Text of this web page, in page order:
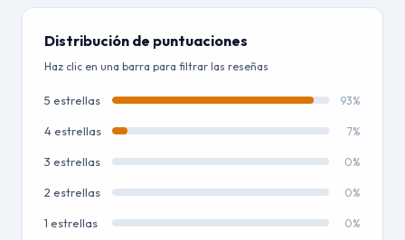
Distribución de puntuaciones
Haz clic en una barra para filtrar las reseñas
5 estrellas 93%
4 estrellas 7%
3 estrellas 0%
2 estrellas 0%
1 estrellas 0%